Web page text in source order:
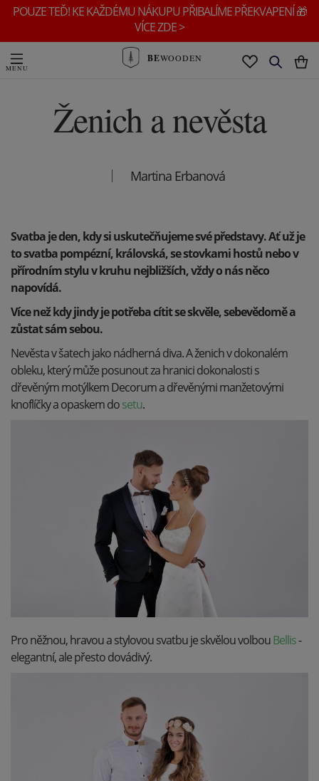
POUZE TEĎ! KE KAŽDÉMU NÁKUPU PŘIBALÍME PŘEKVAPENÍ 🎁
VÍCE ZDE >
BEWOODEN
Ženich a nevěsta
Martina Erbanová
Svatba je den, kdy si uskutečňujeme své představy. Ať už je
to svatba pompézní, královská, se stovkami hostů nebo v
přírodním stylu v kruhu nejbližších, vždy o nás něco
napovídá.
Více než kdy jindy je potřeba cítit se skvěle, sebevědomě a
zůstat sám sebou.
Nevěsta v šatech jako nádherná diva. A ženich v dokonalém
obleku, který může posunout za hranici dokonalosti s
dřevěným motýlkem Decorum a dřevěnými manžetovými
knoflíčky a opaskem dosetu.
Pro něžnou, hravou a stylovou svatbu je skvělou volbouBellis-
elegantní, ale přesto dovádivý.